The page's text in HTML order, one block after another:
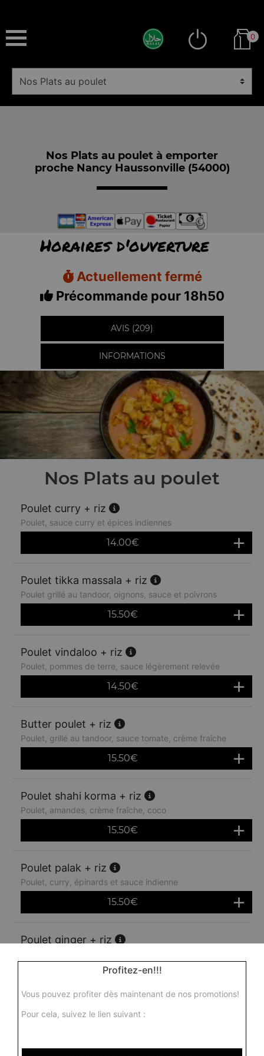
0
Nos Plats au poulet à emporter
proche Nancy Haussonville (54000)
Horaires d'ouverture
Actuellement fermé
Précommande pour 18h50
AVIS (209)
INFORMATIONS
Nos Plats au poulet
Poulet curry + riz
Poulet, sauce curry et épices indiennes
14.00€
Poulet tikka massala + riz
Poulet grillé au tandoor, oignons, sauce et poivrons
15.50€
Poulet vindaloo + riz
Poulet, pommes de terre, sauce légèrement relevée
14.50€
Butter poulet + riz
Poulet, grillé au tandoor, sauce tomate, crème fraîche
15.50€
Poulet shahi korma + riz
Poulet, amandes, crème fraîche, coco
15.50€
Poulet palak + riz
Poulet, curry, épinards et sauce indienne
15.50€
Poulet ginger + riz
Profitez-en!!!
Vous pouvez profiter dès maintenant de nos promotions!
Pour cela, suivez le lien suivant :